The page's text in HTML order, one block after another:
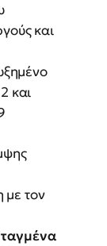
και
και
με τον